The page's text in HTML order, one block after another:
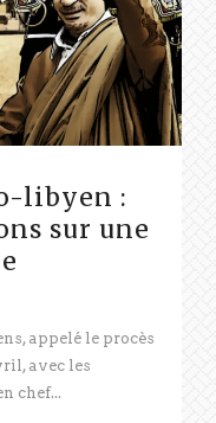
libyen :
sur une
appelé le procès
avec les
chef...